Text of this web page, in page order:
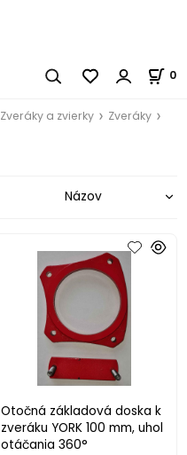
0
Zveráky a zvierky Zveráky
Otočná základová doska k
zveráku YORK 100 mm, uhol
otáčania 360°